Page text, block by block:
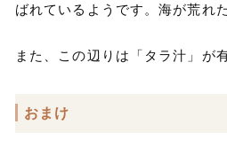
ばれているようです。海が荒れ
また、この辺りは「タラ汁」が
おまけ